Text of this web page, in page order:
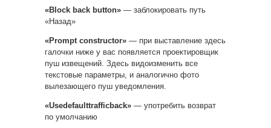
«Block back button» — заблокировать путь
«Назад»
«Prompt constructor» — при выставление здесь
галочки ниже у вас появляется проектировщик
пуш извещений. Здесь видоизменить все
текстовые параметры, и аналогично фото
вылезающего пуш уведомления.
«Usedefaulttrafficback» — употребить возврат
по умолчанию